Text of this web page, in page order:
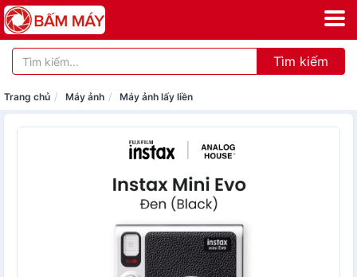
Tìm kiếm
Trang chủ Máy ảnh Máy ảnh lấy liền